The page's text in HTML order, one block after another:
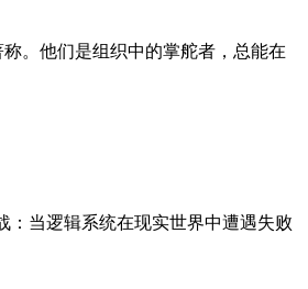
。他们是组织中的掌舵者，总能在
：当逻辑系统在现实世界中遭遇失败